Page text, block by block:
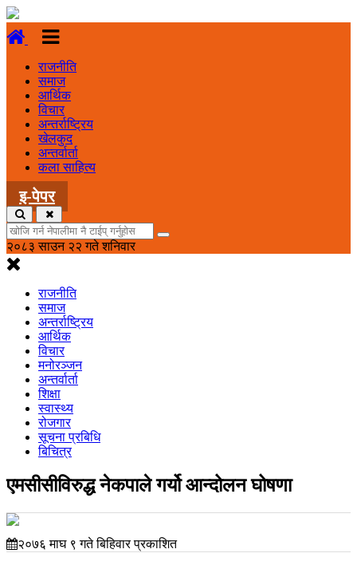
राजनीति
समाज
आर्थिक
विचार
अन्तर्राष्ट्रिय
खेलकुद
अन्तर्वार्ता
कला साहित्य
इ-पेपर
२०८३ साउन २२ गते शनिवार
राजनीति
समाज
अन्तर्राष्ट्रिय
आर्थिक
विचार
मनोरञ्जन
अन्तर्वार्ता
शिक्षा
स्वास्थ्य
रोजगार
सूचना प्रबिधि
बिचित्र
एमसीसीविरुद्ध नेकपाले गर्यो आन्दोलन घोषणा
२०७६ माघ ९ गते बिहिवार प्रकाशित